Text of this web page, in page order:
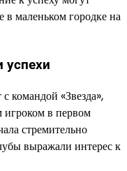
маленьком городке на
успехи
командой «Звезда»,
в первом
стремительно
выражали интерес к